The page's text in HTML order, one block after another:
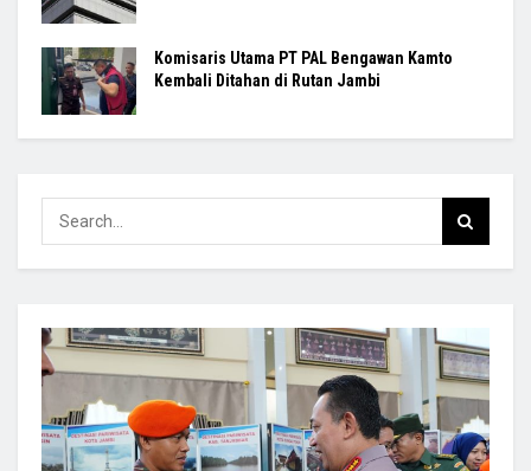
Komisaris Utama PT PAL Bengawan Kamto
Kembali Ditahan di Rutan Jambi